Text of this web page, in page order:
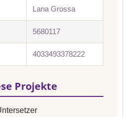
Lana Grossa
5680117
4033493378222
Projekte